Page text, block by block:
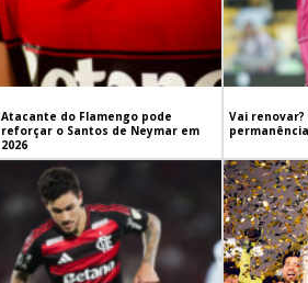
Atacante do Flamengo pode
reforçar o Santos de Neymar em
2026
Vai